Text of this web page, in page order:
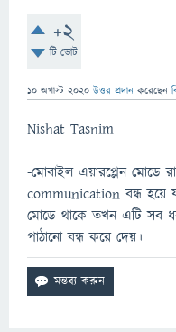
+2
টি ভোট
10 অগাস্ট 2020 উত্তর প্রদান করেছেন
Nishat Tasnim
-মোবাইল এয়ারপ্লেন মোডে
communication বন্ধ হয়ে
মোডে থাকে তখন এটি সব
পাঠানো বন্ধ করে দেয়।